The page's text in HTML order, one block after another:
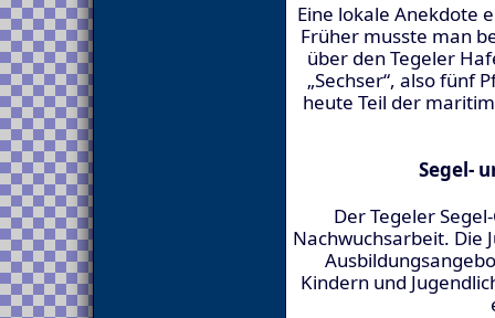
Eine lokale Anekdote
Früher musste man
über den Tegeler
„Sechser“, also fünf
heute Teil der
Segel-
Der Tegeler
Nachwuchsarbeit. Die
Kindern und